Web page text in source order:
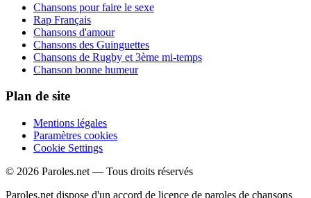
Chansons pour faire le sexe
Rap Français
Chansons d'amour
Chansons des Guinguettes
Chansons de Rugby et 3ème mi-temps
Chanson bonne humeur
Plan de site
Mentions légales
Paramètres cookies
Cookie Settings
© 2026 Paroles.net — Tous droits réservés
Paroles.net dispose d'un accord de licence de paroles de chansons